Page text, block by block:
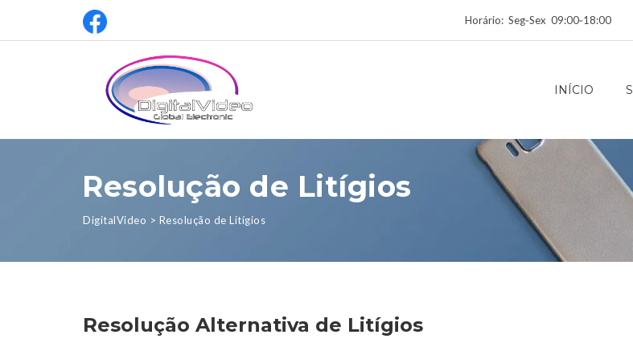
Horário: Seg‑Sex 09:00‑18:00
INÍCIO
Resolução de Litígios
DigitalVideo > Resolução de Litígios
Resolução Alternativa de Litígios